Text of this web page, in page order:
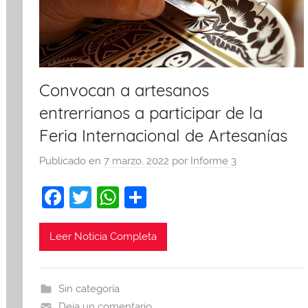
Convocan a artesanos
entrerrianos a participar de la
Feria Internacional de Artesanías
Publicado en7 marzo, 2022 por Informe 3
F
a
c
b
T
w
itt
W
h
at
A
o
m
Leer Noticia Completa
Sin categoría